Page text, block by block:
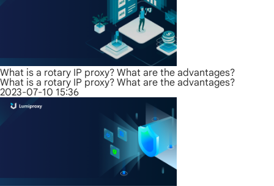
What is a rotary IP proxy? What are the advantages?
What is a rotary IP proxy? What are the advantages?
2023-07-10 15:36